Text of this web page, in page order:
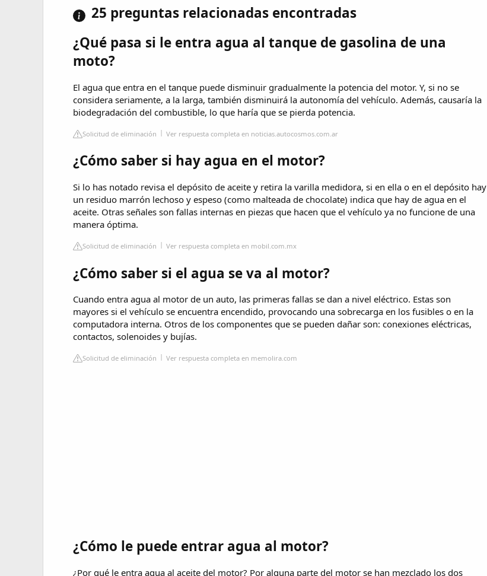
25 preguntas relacionadas encontradas
¿Qué pasa si le entra agua al tanque de gasolina de una
moto?
El agua que entra en el tanque puede disminuir gradualmente la potencia del motor. Y, si no se
considera seriamente, a la larga, también disminuirá la autonomía del vehículo. Además, causaría la
biodegradación del combustible, lo que haría que se pierda potencia.
Solicitud de eliminación Ver respuesta completa en noticias.autocosmos.com.ar
¿Cómo saber si hay agua en el motor?
Si lo has notado revisa el depósito de aceite y retira la varilla medidora, si en ella o en el depósito hay
un residuo marrón lechoso y espeso (como malteada de chocolate) indica que hay de agua en el
aceite. Otras señales son fallas internas en piezas que hacen que el vehículo ya no funcione de una
manera óptima.
Solicitud de eliminación Ver respuesta completa en mobil.com.mx
¿Cómo saber si el agua se va al motor?
Cuando entra agua al motor de un auto, las primeras fallas se dan a nivel eléctrico. Estas son
mayores si el vehículo se encuentra encendido, provocando una sobrecarga en los fusibles o en la
computadora interna. Otros de los componentes que se pueden dañar son: conexiones eléctricas,
contactos, solenoides y bujías.
Solicitud de eliminación Ver respuesta completa en memolira.com
¿Cómo le puede entrar agua al motor?
¿Por qué le entra agua al aceite del motor? Por alguna parte del motor se han mezclado los dos